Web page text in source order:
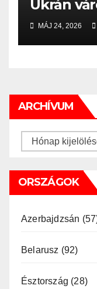
Ukrán
MÁJ 24, 2026
ARCHÍVUM
Archívum
ORSZÁGOK
Azerbajdzsán
Belarusz (92)
Észtország (28)